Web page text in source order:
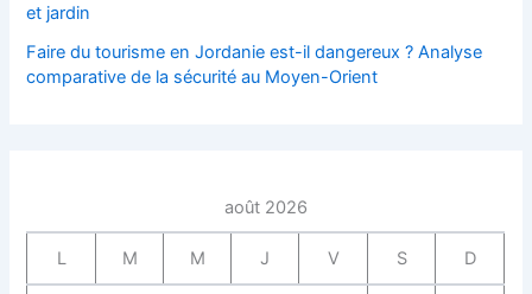
et jardin
Faire du tourisme en Jordanie est-il dangereux ? Analyse
comparative de la sécurité au Moyen-Orient
août 2026
L M M J V S D